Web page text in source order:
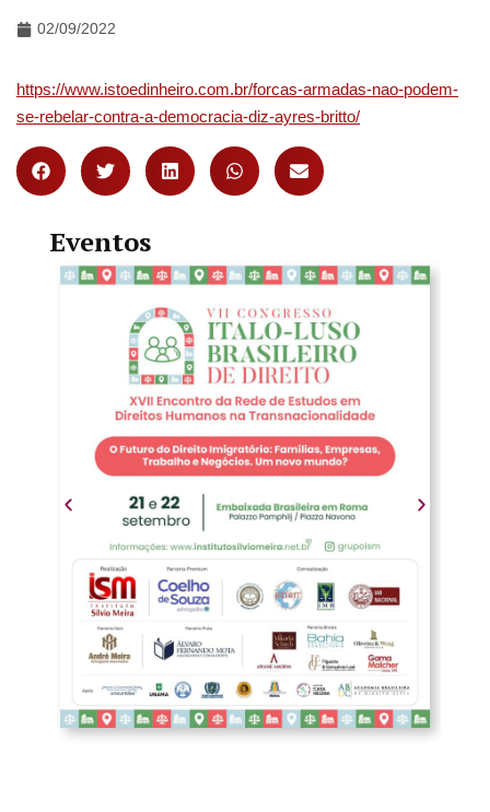
02/09/2022
https://www.istoedinheiro.com.br/forcas-armadas-nao-podem-
se-rebelar-contra-a-democracia-diz-ayres-britto/
Eventos